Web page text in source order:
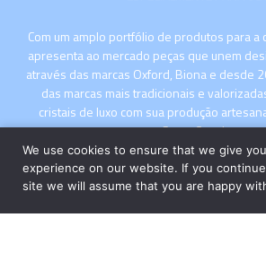
Com um amplo portfólio de produtos para a
apresenta ao mercado peças que unem
através das marcas Oxford, Biona e desde
das marcas mais tradicionais e
cristais de luxo com sua produção
Santa Catarina.
We use cookies to ensure that we give
experience on our website. If you
site we will assume that you are happy